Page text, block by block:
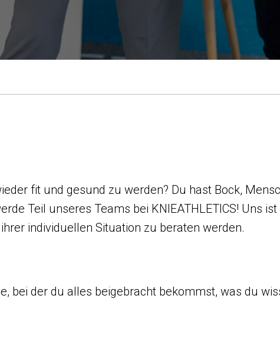
fit und gesund zu werden? Du hast Bock,
Teil unseres Teams bei KNIEATHLETICS! Uns
individuellen Situation zu beraten werden.
bei der du alles beigebracht bekommst, was du